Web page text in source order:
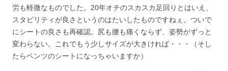
労も軽微なものでした。20年オチのスカスカ足回りとはいえ、
スタビリティが良さというのはたいしたものですねぇ。ついで
にシートの良さも再確認。尻も腰も痛くならず、姿勢がずっと
変わらない。これでもう少しサイズが大きければ・・・（そし
たらベンツのシートになっちゃいますか）